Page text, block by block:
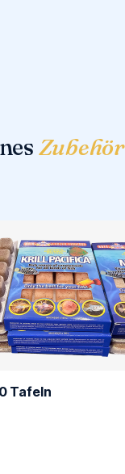
Zubehör
Tafeln